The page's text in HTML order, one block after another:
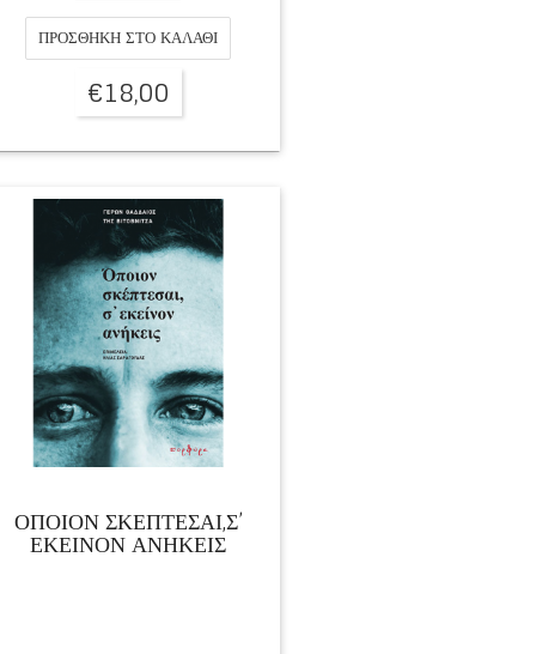
ΠΡΟΣΘΉΚΗ ΣΤΟ ΚΑΛΆΘΙ
€18,00
ΟΠΟΙΟΝ ΣΚΕΠΤΕΣΑΙ,Σ’
ΕΚΕΙΝΟΝ ΑΝΗΚΕΙΣ